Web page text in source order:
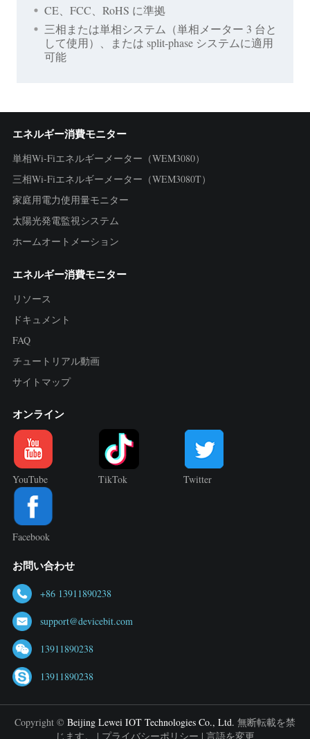
CE、FCC、RoHS に準拠
三相または単相システム（単相メーター 3 台と
して使用）、または split-phase システムに適用
可能
エネルギー消費モニター
単相Wi-Fiエネルギーメーター（WEM3080）
三相Wi-Fiエネルギーメーター（WEM3080T）
家庭用電力使用量モニター
太陽光発電監視システム
ホームオートメーション
エネルギー消費モニター
リソース
ドキュメント
FAQ
チュートリアル動画
サイトマップ
オンライン
YouTube TikTok Twitter
Facebook
お問い合わせ
+86 13911890238
support@devicebit.com
13911890238
13911890238
Copyright © Beijing Lewei IOT Technologies Co., Ltd. 無断転載を禁
じます。 | プライバシーポリシー | 言語を変更